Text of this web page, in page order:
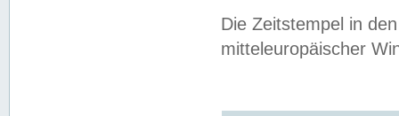
Die Zeitstempel in
mitteleuropäischer